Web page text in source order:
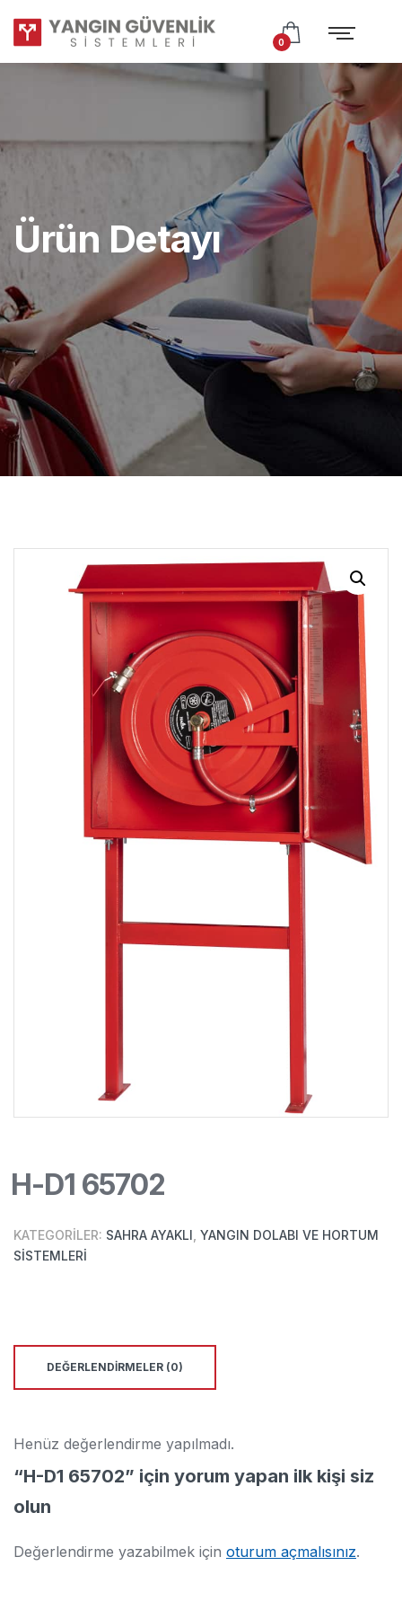
0
Ürün Detayı
Subtitle
H-D1 65702
KATEGORILER: SAHRA AYAKLI YANGIN DOLABI VE HORTUM
SISTEMLERI
DEĞERLENDIRMELER (0)
Henüz değerlendirme yapılmadı.
“H-D1 65702” için yorum yapan ilk kişi siz
olun
Değerlendirme yazabilmek için oturum açmalısınız.